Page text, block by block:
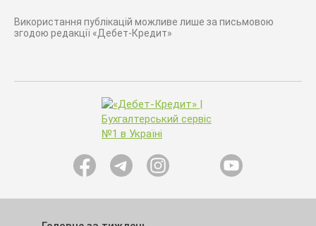
Використання публікацій можливе лише за письмовою
згодою редакції «Дебет-Кредит»